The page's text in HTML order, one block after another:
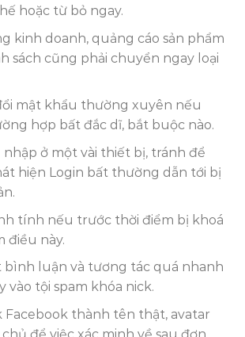
hoặc từ bỏ ngay.
kinh doanh, quảng cáo sản phẩm
sách cũng phải chuyển ngay loại
mật khẩu thường xuyên nếu
hợp bất đắc dĩ, bắt buộc nào.
ở một vài thiết bị, tránh để
hiện Login bất thường dẫn tới bị
tính nếu trước thời điểm bị khoá
điều này.
bình luận và tương tác quá nhanh
vào tội spam khóa nick.
​​Facebook thành tên thật, avatar